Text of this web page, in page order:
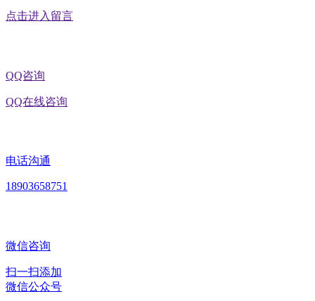
点击进入留言
QQ咨询
QQ在线咨询
电话沟通
18903658751
微信咨询
扫一扫添加
微信公众号